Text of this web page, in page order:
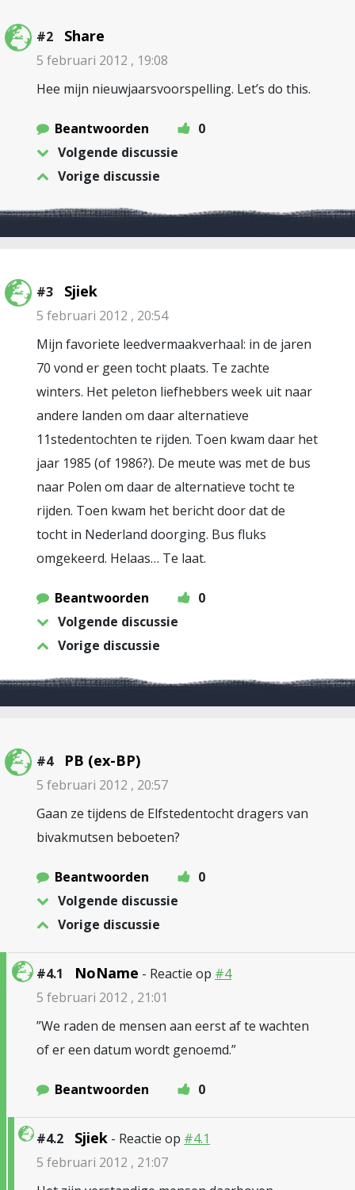
#2 Share
5 februari 2012 , 19:08
Hee mijn nieuwjaarsvoorspelling. Let’s do this.
Beantwoorden
0
Volgende discussie
Vorige discussie
#3 Sjiek
5 februari 2012 , 20:54
Mijn favoriete leedvermaakverhaal: in de jaren
70 vond er geen tocht plaats. Te zachte
winters. Het peleton liefhebbers week uit naar
andere landen om daar alternatieve
11stedentochten te rijden. Toen kwam daar het
jaar 1985 (of 1986?). De meute was met de bus
naar Polen om daar de alternatieve tocht te
rijden. Toen kwam het bericht door dat de
tocht in Nederland doorging. Bus fluks
omgekeerd. Helaas… Te laat.
Beantwoorden
0
Volgende discussie
Vorige discussie
#4 PB (ex-BP)
5 februari 2012 , 20:57
Gaan ze tijdens de Elfstedentocht dragers van
bivakmutsen beboeten?
Beantwoorden
0
Volgende discussie
Vorige discussie
#4.1 NoName - Reactie op #4
5 februari 2012 , 21:01
”We raden de mensen aan eerst af te wachten
of er een datum wordt genoemd.”
Beantwoorden 0
#4.2 Sjiek - Reactie op #4.1
5 februari 2012 , 21:07